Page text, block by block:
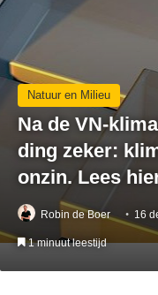
Natuur en Milieu
Na de VN-
ding zeker:
onzin. Lees
Robin de Boer 16
1 minuut leestijd